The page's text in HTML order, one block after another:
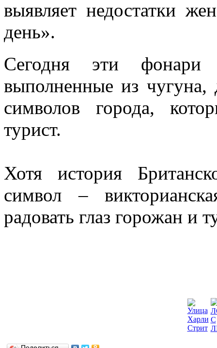
выявляет недостатки
день».
Сегодня эти фонари
выполненные из
символов города,
турист.
Хотя история
символ –
радовать глаз горожан и